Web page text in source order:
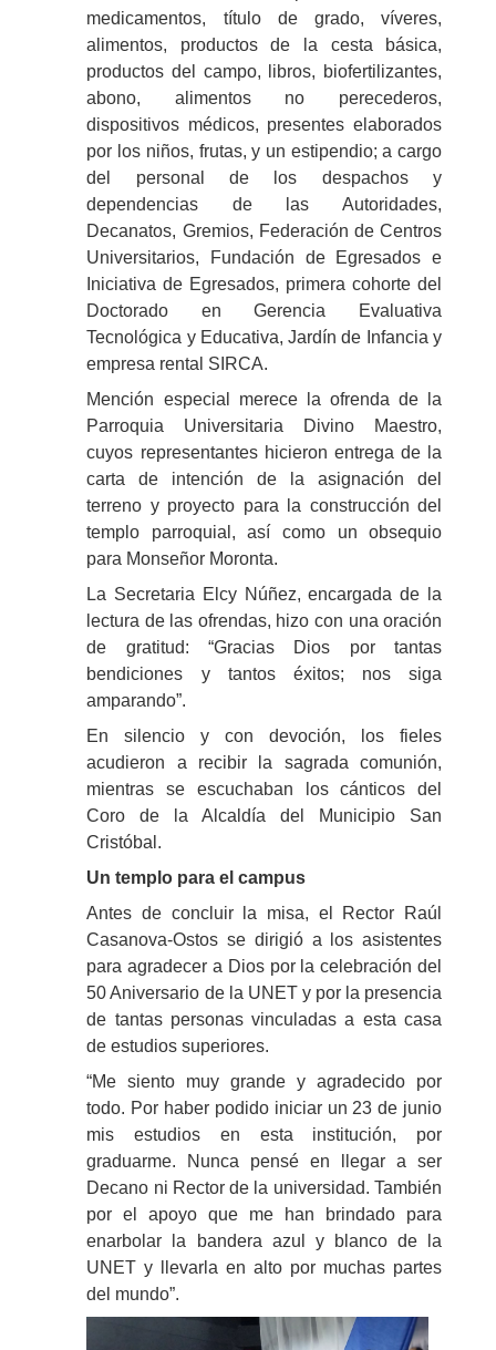
medicamentos, título de grado, víveres,
alimentos, productos de la cesta básica,
productos del campo, libros, biofertilizantes,
abono, alimentos no perecederos,
dispositivos médicos, presentes elaborados
por los niños, frutas, y un estipendio; a cargo
del personal de los despachos y
dependencias de las Autoridades,
Decanatos, Gremios, Federación de Centros
Universitarios, Fundación de Egresados e
Iniciativa de Egresados, primera cohorte del
Doctorado en Gerencia Evaluativa
Tecnológica y Educativa, Jardín de Infancia y
empresa rental SIRCA.
Mención especial merece la ofrenda de la
Parroquia Universitaria Divino Maestro,
cuyos representantes hicieron entrega de la
carta de intención de la asignación del
terreno y proyecto para la construcción del
templo parroquial, así como un obsequio
para Monseñor Moronta.
La Secretaria Elcy Núñez, encargada de la
lectura de las ofrendas, hizo con una oración
de gratitud: “Gracias Dios por tantas
bendiciones y tantos éxitos; nos siga
amparando”.
En silencio y con devoción, los fieles
acudieron a recibir la sagrada comunión,
mientras se escuchaban los cánticos del
Coro de la Alcaldía del Municipio San
Cristóbal.
Un templo para el campus
Antes de concluir la misa, el Rector Raúl
Casanova-Ostos se dirigió a los asistentes
para agradecer a Dios por la celebración del
50 Aniversario de la UNET y por la presencia
de tantas personas vinculadas a esta casa
de estudios superiores.
“Me siento muy grande y agradecido por
todo. Por haber podido iniciar un 23 de junio
mis estudios en esta institución, por
graduarme. Nunca pensé en llegar a ser
Decano ni Rector de la universidad. También
por el apoyo que me han brindado para
enarbolar la bandera azul y blanco de la
UNET y llevarla en alto por muchas partes
del mundo”.